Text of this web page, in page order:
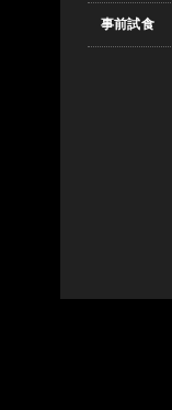
事前試食